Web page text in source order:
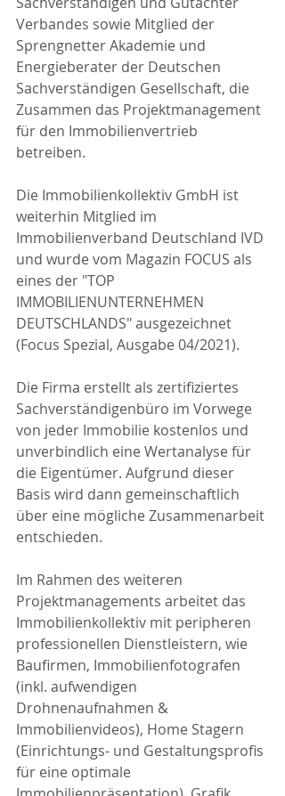
Verbandes sowie Mitglied der
Sprengnetter Akademie und
Energieberater der Deutschen
Sachverständigen Gesellschaft, die
Zusammen das Projektmanagement
für den Immobilienvertrieb
betreiben.
Die Immobilienkollektiv GmbH ist
weiterhin Mitglied im
Immobilienverband Deutschland IVD
und wurde vom Magazin FOCUS als
eines der "TOP
IMMOBILIENUNTERNEHMEN
DEUTSCHLANDS" ausgezeichnet
(Focus Spezial, Ausgabe 04/2021).
Die Firma erstellt als zertifiziertes
Sachverständigenbüro im Vorwege
von jeder Immobilie kostenlos und
unverbindlich eine Wertanalyse für
die Eigentümer. Aufgrund dieser
Basis wird dann gemeinschaftlich
über eine mögliche Zusammenarbeit
entschieden.
Im Rahmen des weiteren
Projektmanagements arbeitet das
Immobilienkollektiv mit peripheren
professionellen Dienstleistern, wie
Baufirmen, Immobilienfotografen
(inkl. aufwendigen
Drohnenaufnahmen &
Immobilienvideos), Home Stagern
(Einrichtungs- und Gestaltungsprofis
für eine optimale